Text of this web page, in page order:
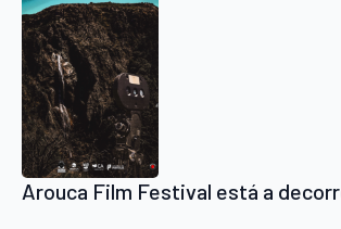
Arouca Film Festival está a